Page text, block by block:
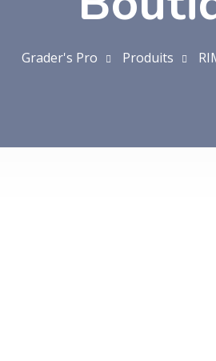
Grader's Pro Produits